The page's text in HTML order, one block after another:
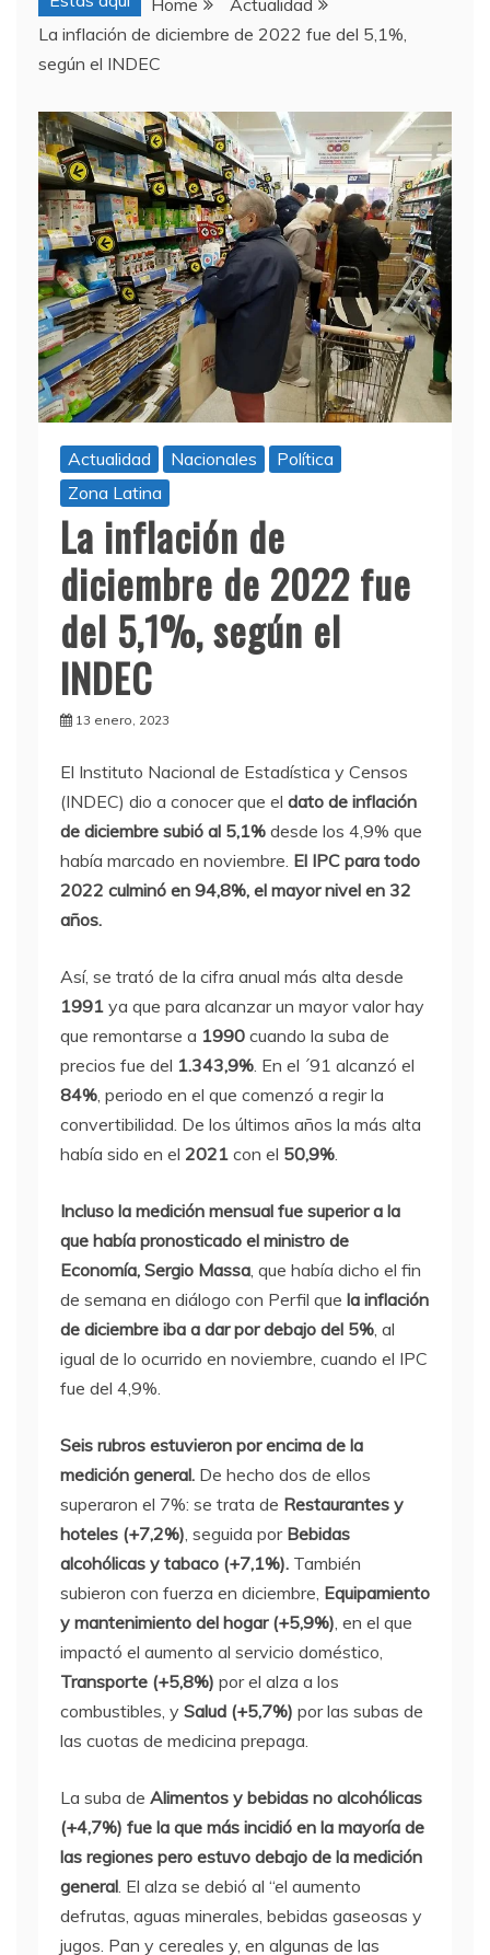
Home
Actualidad
La inflación de diciembre de 2022 fue del 5,1%,
según el INDEC
Actualidad Nacionales
Política
Zona Latina
La inflación de
diciembre de 2022 fue
del 5,1%, según el
INDEC
13 enero, 2023
El Instituto Nacional de Estadística y Censos
(INDEC) dio a conocer que el dato de inflación
de diciembre subió al 5,1% desde los 4,9% que
había marcado en noviembre. El IPC para todo
2022 culminó en 94,8%, el mayor nivel en 32
años.
Así, se trató de la cifra anual más alta desde
1991 ya que para alcanzar un mayor valor hay
que remontarse a 1990 cuando la suba de
precios fue del 1.343,9% . En el ´91 alcanzó el
84% , periodo en el que comenzó a regir la
convertibilidad. De los últimos años la más alta
había sido en el 2021 con el 50,9%
Incluso la medición mensual fue superior a la
que había pronosticado el ministro de
Economía, Sergio Massa , que había dicho el fin
de semana en diálogo con Perfil que la inflación
de diciembre iba a dar por debajo del 5% , al
igual de lo ocurrido en noviembre, cuando el IPC
fue del 4,9%.
Seis rubros estuvieron por encima de la
medición general. De hecho dos de ellos
superaron el 7%: se trata de Restaurantes y
hoteles (+7,2%) , seguida por Bebidas
alcohólicas y tabaco (+7,1%). También
subieron con fuerza en diciembre, Equipamiento
y mantenimiento del hogar (+5,9%) , en el que
impactó el aumento al servicio doméstico,
Transporte (+5,8%) por el alza a los
combustibles, y Salud (+5,7%) por las subas de
las cuotas de medicina prepaga.
La suba de Alimentos y bebidas no alcohólicas
(+4,7%) fue la que más incidió en la mayoría de
las regiones pero estuvo debajo de la medición
general . El alza se debió al “el aumento
defrutas, aguas minerales, bebidas gaseosas y
jugos. Pan y cereales y, en algunas de las